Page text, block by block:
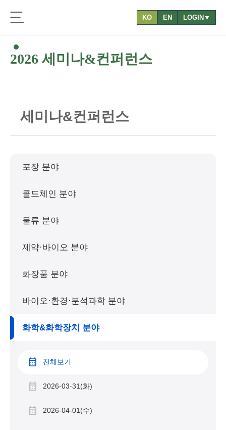
KO EN LOGIN▼
2026 세미나&컨퍼런스
세 미 나&컨퍼 런스
포장 분야
콜드체인 분야
물류 분야
제약·바이오 분야
화장품 분야
바이오·환경·분석과학 분야
화학&화학장치 분야
전체보기
2026-03-31(화)
2026-04-01(수)